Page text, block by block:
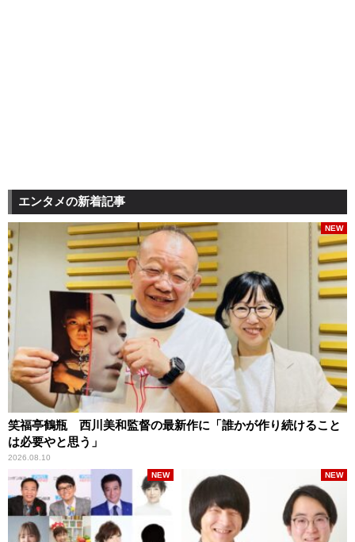
エンタメの新着記事
笑福亭鶴瓶 西川美和監督の最新作に「誰かが作り続けること
は必要やと思う」
2026.08.10
NEW
NEW NEW